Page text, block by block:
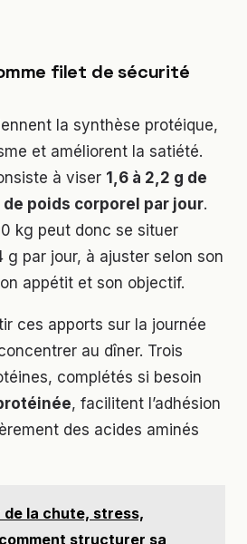
filet de sécurité
la synthèse protéique,
et améliorent la satiété.
à viser 1,6 à 2,2 g de
poids corporel par jour.
kg peut donc se situer
g par jour, à ajuster selon son
appétit et son objectif.
ces apports sur la journée
au dîner. Trois
complétés si besoin
, facilitent l’adhésion
des acides aminés
de la chute, stress,
structurer sa